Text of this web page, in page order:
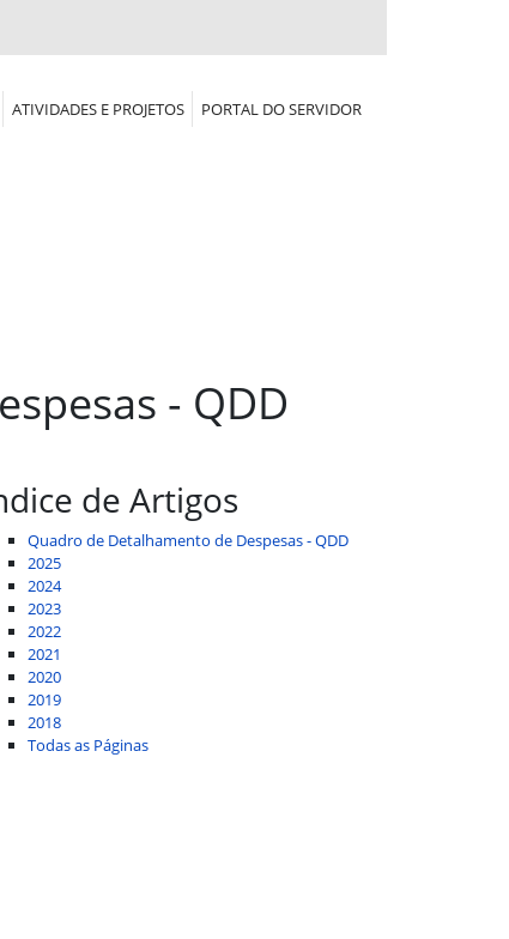
ATIVIDADES E PROJETOS PORTAL DO SERVIDOR
- QDD
de Artigos
Quadro de Detalhamento de Despesas - QDD
2025
2024
2023
2022
2021
2020
2019
2018
Todas as Páginas